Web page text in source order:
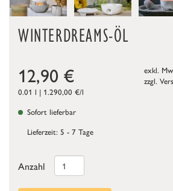
WINTERDREAMS-ÖL
12,90 €
exkl.
zzgl.
0.01 l | 1.290,00 €/l
Sofort lieferbar
Lieferzeit: 5 - 7 Tage
Anzahl